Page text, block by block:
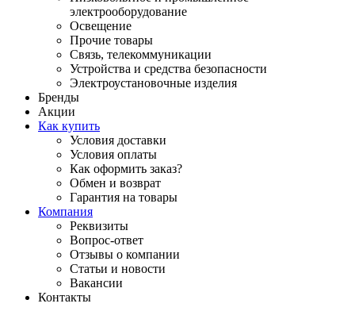
электрооборудование
Освещение
Прочие товары
Связь, телекоммуникации
Устройства и средства безопасности
Электроустановочные изделия
Бренды
Акции
Как купить
Условия доставки
Условия оплаты
Как оформить заказ?
Обмен и возврат
Гарантия на товары
Компания
Реквизиты
Вопрос-ответ
Отзывы о компании
Статьи и новости
Вакансии
Контакты